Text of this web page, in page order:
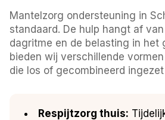
Mantelzorg ondersteuning in
standaard. De hulp hangt af
dagritme en de belasting in het
bieden wij verschillende
die los of gecombineerd
Respijtzorg thuis: